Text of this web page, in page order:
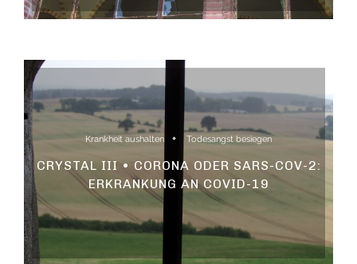
Krankheit aushalten Todesangst besiegen
CRYSTAL III • CORONA ODER SARS-COV-2:
ERKRANKUNG AN COVID-19